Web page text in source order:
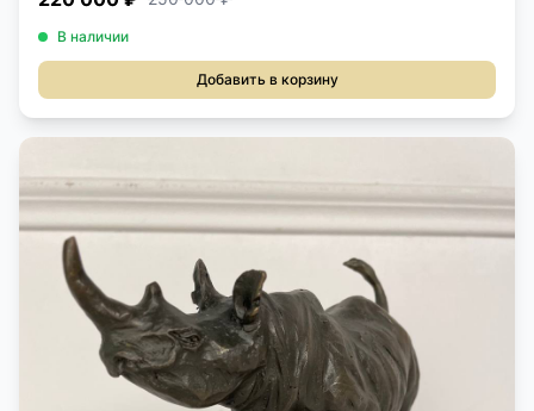
В наличии
Добавить в корзину